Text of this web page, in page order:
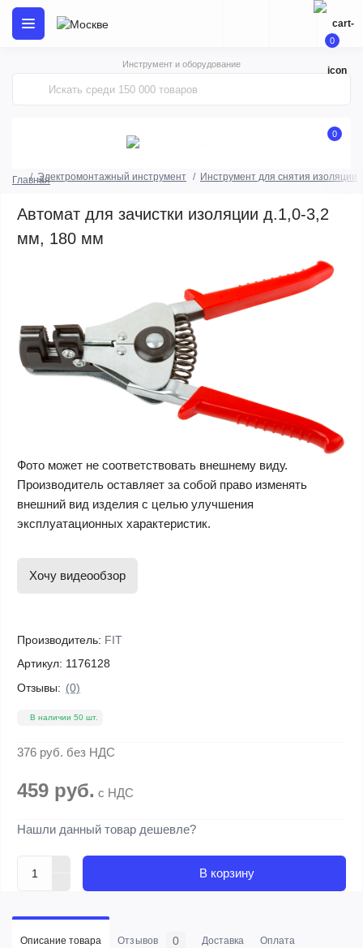
Инструмент и оборудование
0
0
ГлавнаяЭлектромонтажный инструмент Инструмент для снятия изоляции
Автомат для зачистки изоляции д.1,0-3,2
мм, 180 мм
Фото может не соответствовать внешнему виду.
Производитель оставляет за собой право изменять
внешний вид изделия с целью улучшения
эксплуатационных характеристик.
Хочу видеообзор
Производитель: FIT
Артикул: 1176128
Отзывы: (0)
В наличии 50 шт.
376 руб. без НДС
459 руб. с НДС
Нашли данный товар дешевле?
В корзину
Описание товара Отзывов 0 Доставка Оплата